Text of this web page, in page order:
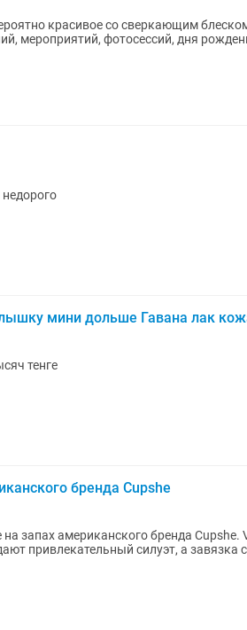
мини дольше Гавана лак
тенге
бренда Cupshe
запах американского бренда Cupshe.
привлекательный силуэт, а завязка